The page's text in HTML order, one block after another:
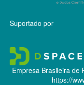
Suportado por
Empresa Brasileira de
https://